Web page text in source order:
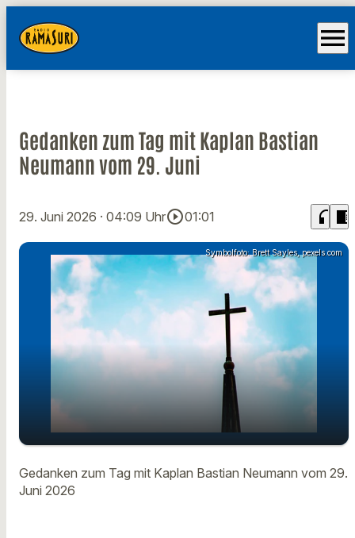
menu
Gedanken zum Tag mit Kaplan Bastian
Neumann vom 29. Juni
29. Juni 2026 · 04:09 Uhrplay_circle_outline01:01 headphones chrome_reader_mode
Symbolfoto: Brett Sayles, pexels.com
play_arrow Gedanken zum Tag mit Kaplan
Bastian Neumann vom 29. Juni
Gedanken zum Tag mit Kaplan Bastian Neumann vom 29.
Juni 2026